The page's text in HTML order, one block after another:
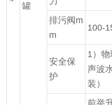
罐
排污阀m
m
100-
安全保
护
1）
声波
装）